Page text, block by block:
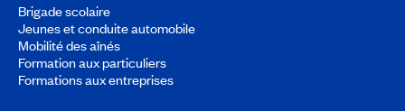
Brigade scolaire
Jeunes et conduite automobile
Mobilité des aînés
Formation aux particuliers
Formations aux entreprises